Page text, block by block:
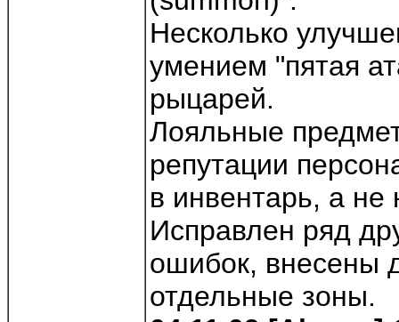
Несколько
умением "пятая
рыцарей.
Лояльные
репутации
в инвентарь, а
Исправлен ряд
ошибок, внесены
отдельные зоны.